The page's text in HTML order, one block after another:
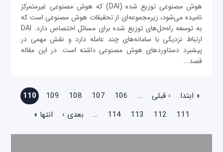
هوش مصنوعی توزیع شده (DAI) که هوش مصنوعی غیرمتمرکز
نامیده می‌شود، زیرمجموعه‌ای از تحقیقات هوش مصنوعی است که
به توسعه راه‌حل‌های توزیع شده برای مسائل اختصاص دارد. DAI
ارتباط نزدیکی با سامانه‌های چند عامله دارد و نقش مهمی در
پیشبرد دستاوردهای هوش مصنوعی داشته است. در این مقاله
قصد...
صفحه‌ها
« ابتدا ‹ قبلی …
106
107
108
109
110
111
112
113
114
… بعدی › انتها »